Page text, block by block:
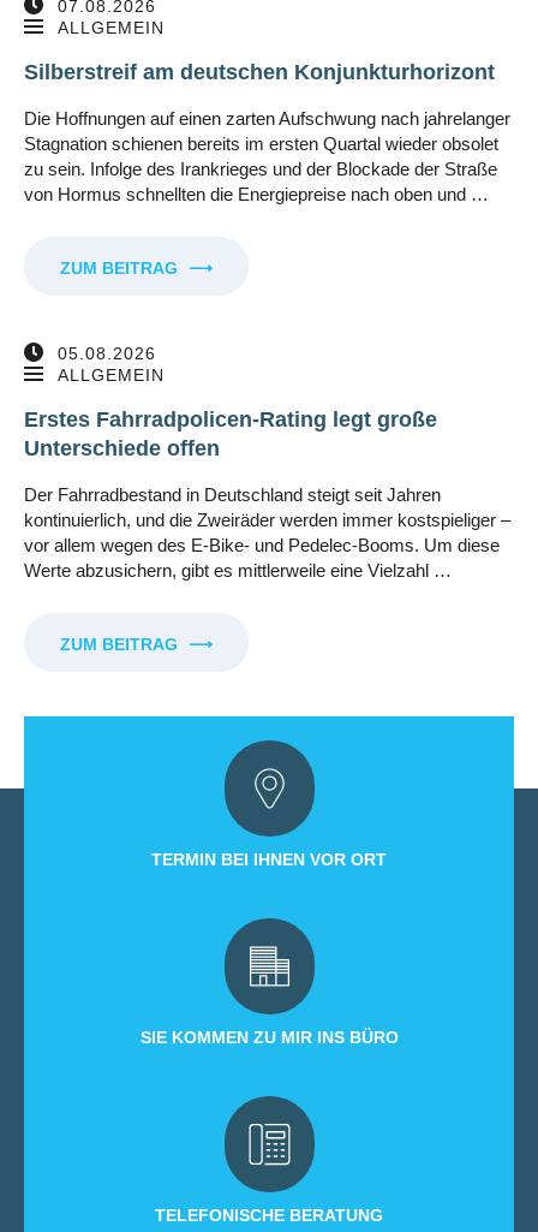
07.08.2026
ALLGEMEIN
Silberstreif am deutschen Konjunkturhorizont
Die Hoffnungen auf einen zarten Aufschwung nach jahrelanger
Stagnation schienen bereits im ersten Quartal wieder obsolet
zu sein. Infolge des Irankrieges und der Blockade der Straße
von Hormus schnellten die Energiepreise nach oben und …
ZUM BEITRAG ⟶
05.08.2026
ALLGEMEIN
Erstes Fahrradpolicen-Rating legt große
Unterschiede offen
Der Fahrradbestand in Deutschland steigt seit Jahren
kontinuierlich, und die Zweiräder werden immer kostspieliger –
vor allem wegen des E-Bike- und Pedelec-Booms. Um diese
Werte abzusichern, gibt es mittlerweile eine Vielzahl …
ZUM BEITRAG ⟶
TERMIN BEI IHNEN VOR ORT
SIE KOMMEN ZU MIR INS BÜRO
TELEFONISCHE BERATUNG